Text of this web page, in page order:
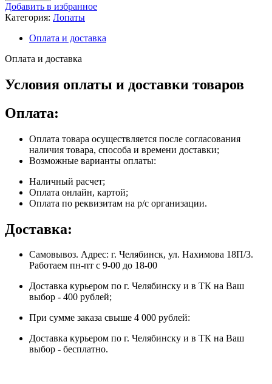
Добавить в избранное
Категория: Лопаты
Оплата и доставка
Оплата и доставка
Условия оплаты и доставки товаров
Оплата:
Оплата товара осуществляется после согласования
наличия товара, способа и времени доставки;
Возможные варианты оплаты:
Наличный расчет;
Оплата онлайн, картой;
Оплата по реквизитам на р/с организации.
Доставка:
Самовывоз. Адрес: г. Челябинск, ул. Нахимова 18П/3.
Работаем пн-пт с 9-00 до 18-00
Доставка курьером по г. Челябинску и в ТК на Ваш
выбор - 400 рублей;
При сумме заказа свыше 4 000 рублей:
Доставка курьером по г. Челябинску и в ТК на Ваш
выбор - бесплатно.